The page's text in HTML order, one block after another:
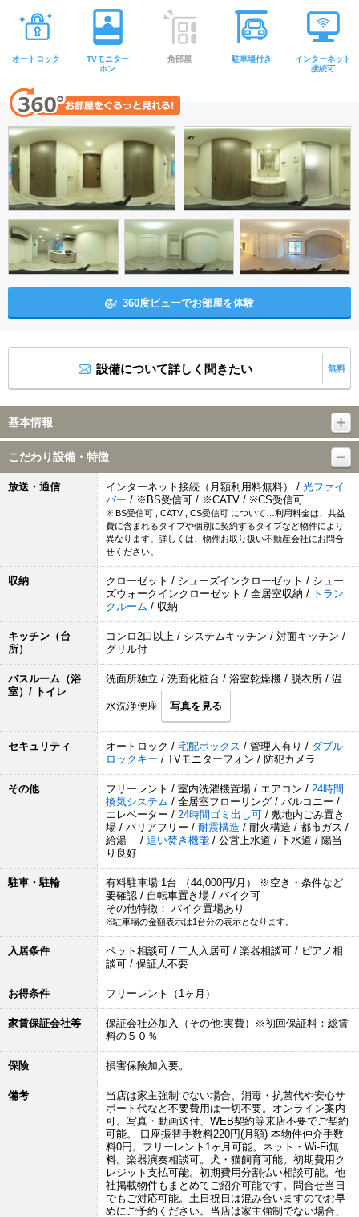
オートロック
TVモニター
ホン
角部屋 駐車場付き
インターネット
接続可
360度ビューでお部屋を体験
設備について詳しく聞きたい 無料
基本情報
こだわり設備・特徴
放送・通信 インターネット接続（月額利用料無料） / 光ファイ
バー / ※BS受信可 / ※CATV / ※CS受信可
※ BS受信可 , CATV , CS受信可 について…利用料金は、共益
費に含まれるタイプや個別に契約するタイプなど物件により
異なります。詳しくは、物件お取り扱い不動産会社にお問合
せください。
収納
クローゼット / シューズインクローゼット / シュー
ズウォークインクローゼット / 全居室収納 / トラン
クルーム / 収納
キッチン（台
所）
コンロ2口以上 / システムキッチン / 対面キッチン /
グリル付
バスルーム（浴
室）/ トイレ
洗面所独立 / 洗面化粧台 / 浴室乾燥機 / 脱衣所 / 温
水洗浄便座 写真を見る
セキュリティ オートロック / 宅配ボックス / 管理人有り / ダブル
ロックキー / TVモニターフォン / 防犯カメラ
その他 フリーレント / 室内洗濯機置場 / エアコン / 24時間
換気システム / 全居室フローリング / バルコニー /
エレベーター / 24時間ゴミ出し可 / 敷地内ごみ置き
場 / バリアフリー / 耐震構造 / 耐火構造 / 都市ガス /
給湯 / 追い焚き機能 / 公営上水道 / 下水道 / 陽当
り良好
駐車・駐輪
有料駐車場 1台 （44,000円/月） ※空き・条件など
要確認 / 自転車置き場 / バイク可
その他特徴： バイク置場あり
※駐車場の金額表示は1台分の表示となります。
入居条件
ペット相談可 / 二人入居可 / 楽器相談可 / ピアノ相
談可 / 保証人不要
お得条件 フリーレント（1ヶ月）
家賃保証会社等
保証会社必加入（その他:実費）※初回保証料：総賃
料の５０％
保険 損害保険加入要。
備考
当店は家主強制でない場合、消毒・抗菌代や安心サ
ポート代など不要費用は一切不要。オンライン案内
可。写真・動画送付、WEB契約等来店不要でご契約
可能。 口座振替手数料220円(月額) 本物件仲介手数
料0円。フリーレント1ヶ月可能。ネット・Wi-Fi無
料。楽器演奏相談可。犬・猫飼育可能。初期費用ク
レジット支払可能。初期費用分割払い相談可能。他
社掲載物件もまとめてご紹介可能です。問合せ当日
でもご対応可能。土日祝日は混み合いますのでお早
めにご予約ください。当店は家主強制でない場合、